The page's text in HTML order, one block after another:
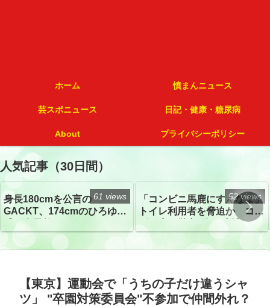
ホーム 憤まんニュース
芸スポニュース 日記・健康・糖尿病
About プライバシーポリシー
人気記事（30日間）
身長180cmを公言の
GACKT、174cmのひろゆき
トざわつき イベントでの写
真が話題
61 views
「コンビニ馬鹿にすんなよ」
トイレ利用者を脅迫か コン
52 views
【東京】運動会で「うちの子だけ違うシャ
ツ」 "卒園対策委員会"不参加で仲間外れ？